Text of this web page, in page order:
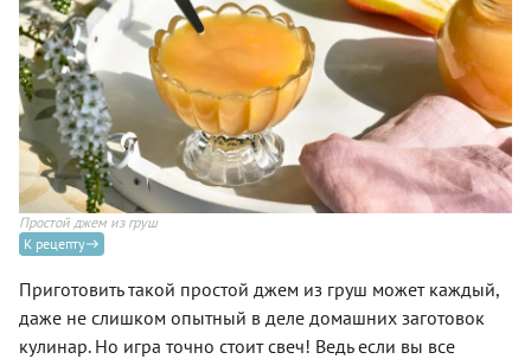
Простой джем из груш
К рецепту
Приготовить такой простой джем из груш может каждый,
даже не слишком опытный в деле домашних заготовок
кулинар. Но игра точно стоит свеч! Ведь если вы все